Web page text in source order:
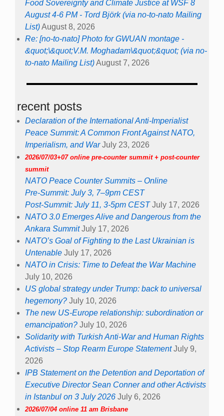
Food Sovereignty and Climate Justice at WSF 8
August 4-6 PM - Tord Björk (via no-to-nato Mailing
List)August 8, 2026
Re: [no-to-nato] Photo for GWUAN montage -
&quot;\&quot;V.M. Moghadam\&quot;&quot; (via no-
to-nato Mailing List)August 7, 2026
recent posts
Declaration of the International Anti-Imperialist
Peace Summit: A Common Front Against NATO,
Imperialism, and War July 23, 2026
2026/07/03+07 online pre-counter summit + post-counter
summit
NATO Peace Counter Summits – Online
Pre-Summit: July 3, 7–9pm CEST
Post-Summit: July 11, 3-5pm CEST July 17, 2026
NATO 3.0 Emerges Alive and Dangerous from the
Ankara Summit July 17, 2026
NATO’s Goal of Fighting to the Last Ukrainian is
Untenable July 17, 2026
NATO in Crisis: Time to Defeat the War Machine
July 10, 2026
US global strategy under Trump: back to universal
hegemony? July 10, 2026
The new US-Europe relationship: subordination or
emancipation? July 10, 2026
Solidarity with Turkish Anti-War and Human Rights
Activists – Stop Rearm Europe Statement July 9,
2026
IPB Statement on the Detention and Deportation of
Executive Director Sean Conner and other Activists
in Istanbul on 3 July 2026 July 6, 2026
2026/07/04 online 11 am Brisbane